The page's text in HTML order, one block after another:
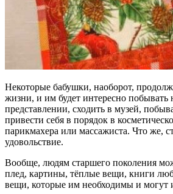
Некоторые бабушки, наоборот,
жизни, и им будет интересно побывать
представлении, сходить в музей,
привести себя в порядок в
парикмахера или массажиста. Что же,
удовольствие.
Вообще, людям старшего поколения
плед, картины, тёплые вещи, книги
вещи, которые им необходимы и могут